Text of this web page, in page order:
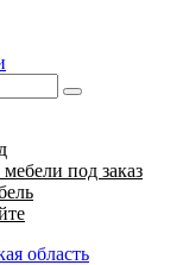
под заказ
область